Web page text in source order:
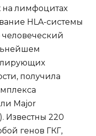
на лимфоцитах
HLA-системы
получила
Major
Известны 220
генов ГКГ,